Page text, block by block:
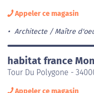
Appeler ce magasin
Architecte / Maître
habitat france
Tour Du Polygone -
Appeler ce magasin